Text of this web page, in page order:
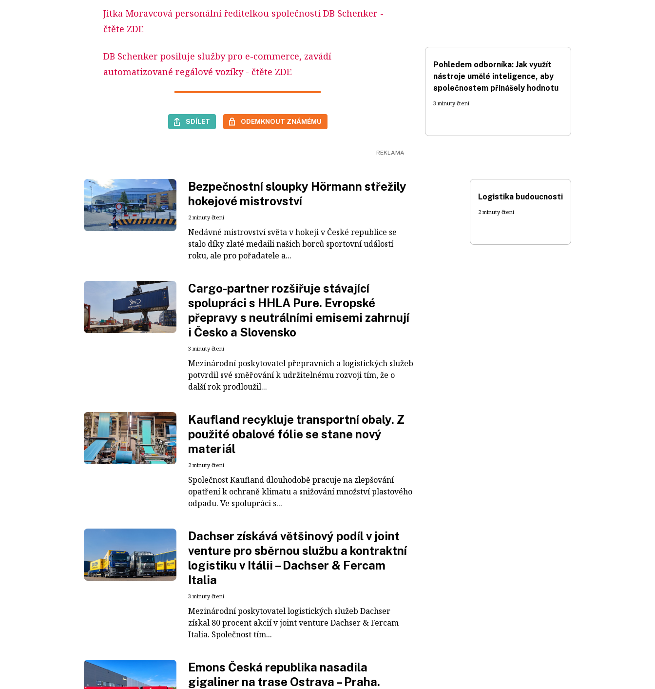
Jitka Moravcová personální ředitelkou společnosti DB Schenker -
čtěte ZDE
DB Schenker posiluje služby pro e-commerce, zavádí
automatizované regálové vozíky- čtěte ZDE
SDÍLET ODEMKNOUT ZNÁMÉMU
Pohledem odborníka: Jak využít
nástroje umělé inteligence, aby
společnostem přinášely hodnotu
3 minuty čtení
Bezpečnostní sloupky Hörmann střežily
hokejové mistrovství
2 minuty čtení
Nedávné mistrovství světa v hokeji v České republice se
stalo díky zlaté medaili našich borců sportovní událostí
roku, ale pro pořadatele a...
Cargo-partner rozšiřuje stávající
spolupráci s HHLA Pure. Evropské
přepravy s neutrálními emisemi zahrnují
i Česko a Slovensko
3 minuty čtení
Mezinárodní poskytovatel přepravních a logistických služeb
potvrdil své směřování k udržitelnému rozvoji tím, že o
další rok prodloužil...
Kaufland recykluje transportní obaly. Z
použité obalové fólie se stane nový
materiál
2 minuty čtení
Společnost Kaufland dlouhodobě pracuje na zlepšování
opatření k ochraně klimatu a snižování množství plastového
odpadu. Ve spolupráci s...
Dachser získává většinový podíl v joint
venture pro sběrnou službu a kontraktní
logistiku v Itálii – Dachser & Fercam
Italia
3 minuty čtení
Mezinárodní poskytovatel logistických služeb Dachser
získal 80 procent akcií v joint venture Dachser & Fercam
Italia. Společnost tím...
Emons Česká republika nasadila
gigaliner na trase Ostrava – Praha.
Logistika budoucnosti
2 minuty čtení